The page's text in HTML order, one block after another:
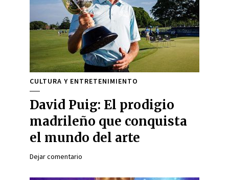
CULTURA Y ENTRETENIMIENTO
David Puig: El prodigio
madrileño que conquista
el mundo del arte
Dejar comentario